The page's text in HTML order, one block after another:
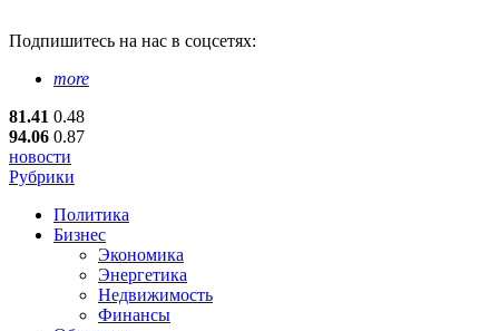
Подпишитесь на нас в соцсетях:
more
81.41 0.48
94.06 0.87
новости
Рубрики
Политика
Бизнес
Экономика
Энергетика
Недвижимость
Финансы